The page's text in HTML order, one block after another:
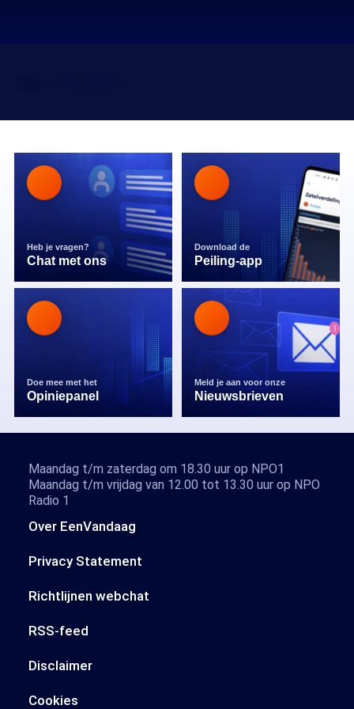
Heb je vragen?
Chat met ons
Download de
Peiling-app
Doe mee met het
Opiniepanel
Meld je aan voor onze
Nieuwsbrieven
Over EenVandaag
Privacy Statement
Richtlijnen webchat
RSS-feed
Disclaimer
Cookies
Maandag t/m zaterdag om 18.30 uur op NPO1
Maandag t/m vrijdag van 12.00 tot 13.30 uur op NPO
Radio 1